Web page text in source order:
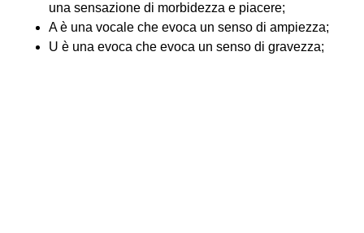
una sensazione di morbidezza e piacere;
A è una vocale che evoca un senso di ampiezza;
U è una evoca che evoca un senso di gravezza;